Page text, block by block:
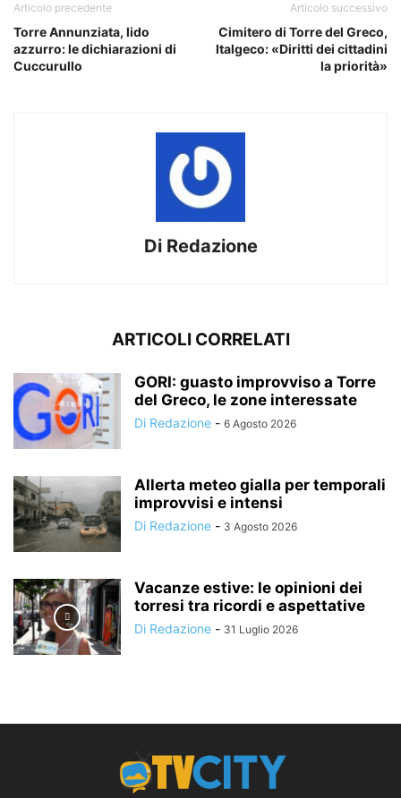
Articolo precedente
Torre Annunziata, lido
azzurro: le dichiarazioni di
Cuccurullo
Articolo successivo
Cimitero di Torre del Greco,
Italgeco: «Diritti dei cittadini
la priorità»
Di Redazione
ARTICOLI CORRELATI
GORI: guasto improvviso a Torre
del Greco, le zone interessate
Di Redazione - 6 Agosto 2026
Allerta meteo gialla per temporali
improvvisi e intensi
Di Redazione - 3 Agosto 2026
Vacanze estive: le opinioni dei
torresi tra ricordi e aspettative
Di Redazione - 31 Luglio 2026